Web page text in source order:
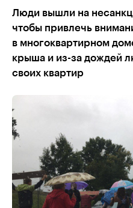
Люди вышли на
чтобы привлечь
в многоквартирном
крыша и из-за дождей
своих квартир